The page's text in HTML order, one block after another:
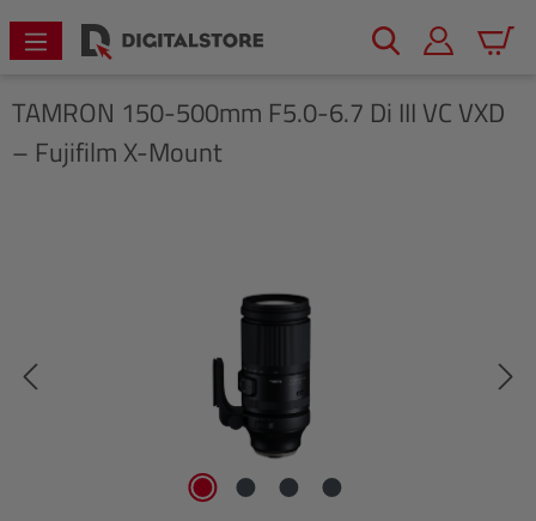
springen
TAMRON 150-500mm F5.0-6.7 Di III VC VXD
– Fujifilm X-Mount